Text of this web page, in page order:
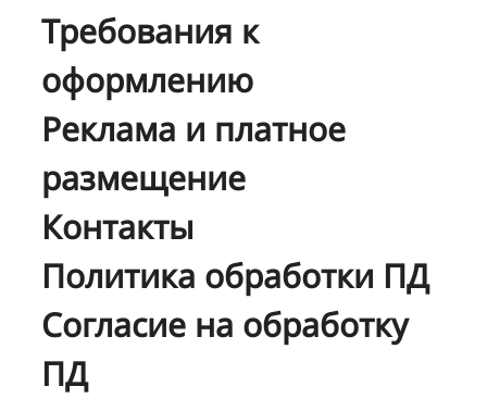
Требования к
оформлению
Реклама и платное
размещение
Контакты
Политика обработки ПД
Согласие на обработку
ПД